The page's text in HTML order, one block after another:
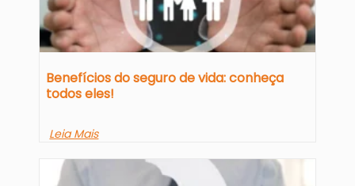
Benefícios do seguro de vida: conheça
todos eles!
Leia Mais